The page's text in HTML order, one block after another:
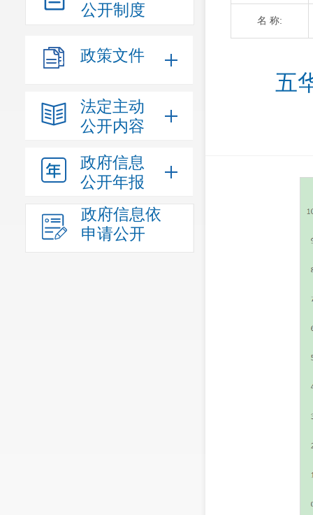
公开制度
政策文件
法定主动
公开内容
政府信息
公开年报
政府信息依
申请公开
名 称:
五